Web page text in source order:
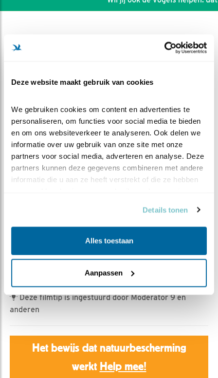
Deze website maakt gebruik van cookies
We gebruiken cookies om content en advertenties te
personaliseren, om functies voor social media te bieden
en om ons websiteverkeer te analyseren. Ook delen we
informatie over uw gebruik van onze site met onze
partners voor social media, adverteren en analyse. Deze
partners kunnen deze gegevens combineren met andere
informatie die u aan ze heeft verstrekt of die ze hebben
Details tonen
Alles toestaan
Aanpassen
DEEL DIT FILMPJE
Vind ik leuk
Deze filmtip is ingestuurd door Moderator 9 en
anderen
Het bewijs dat natuurbescherming
werkt Help mee!